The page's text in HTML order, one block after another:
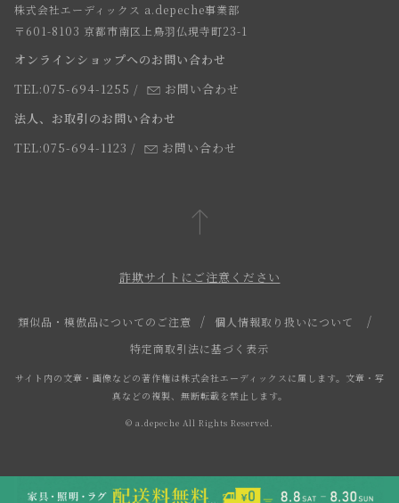
お届けについて
よくあるご質問
求人情報
法人のお客様
スタッフ
株式会社エーディックス a.depeche事業部
〒601-8103 京都市南区上鳥羽仏現寺町23-1
オンラインショップへのお問い合わせ
TEL:075-694-1255 /
お問い合わせ
法人、お取引のお問い合わせ
TEL:075-694-1123 / お問い合わせ
詐欺サイトにご注意ください
類似品・模倣品についてのご注意
個人情報取り扱いについて
特定商取引法に基づく表示
サイト内の文章・画像などの著作権は株式会社エーディックスに属します。文章・写
真などの複製、無断転載を禁止します。
© a.depeche All Rights Reserved.